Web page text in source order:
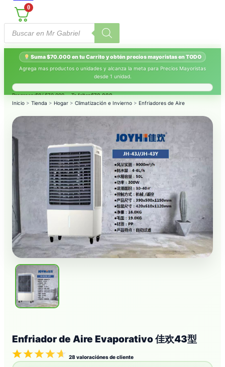
0
Búsqueda
productos
Suma $70.000 en tu Carrito y obtén precios mayoristas en TODO
Agrega mas productos o unidades y alcanza la meta para Precios Mayoristas
desde 1 unidad.
Progreso:$0/ $70.000 — Te faltan$70.000.
Inicio > Tienda > Hogar > Climatización e Invierno > Enfriadores de Aire
Enfriador de Aire Evaporativo 佳欢43型
28valoraciónes de cliente